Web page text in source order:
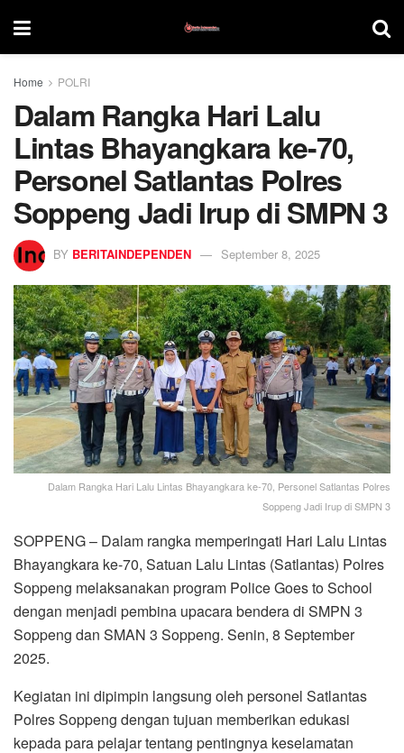
Home POLRI
Dalam Rangka Hari Lalu
Lintas Bhayangkara ke-70,
Personel Satlantas Polres
Soppeng Jadi Irup di SMPN 3
BY BERITAINDEPENDEN September 8, 2025
Dalam Rangka Hari Lalu Lintas Bhayangkara ke-70, Personel Satlantas Polres
Soppeng Jadi Irup di SMPN 3
SOPPENG – Dalam rangka memperingati Hari Lalu Lintas
Bhayangkara ke-70, Satuan Lalu Lintas (Satlantas) Polres
Soppeng melaksanakan program Police Goes to School
dengan menjadi pembina upacara bendera di SMPN 3
Soppeng dan SMAN 3 Soppeng. Senin, 8 September
2025.
Kegiatan ini dipimpin langsung oleh personel Satlantas
Polres Soppeng dengan tujuan memberikan edukasi
kepada para pelajar tentang pentingnya keselamatan